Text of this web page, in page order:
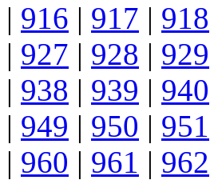
| 916 | 917 | 918
| 927 | 928 | 929
| 938 | 939 | 940
| 949 | 950 | 951
| 960 | 961 | 962